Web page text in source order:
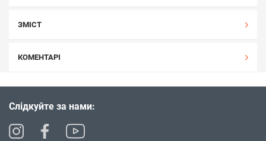
ЗМІСТ
КОМЕНТАРІ
Слідкуйте за нами: